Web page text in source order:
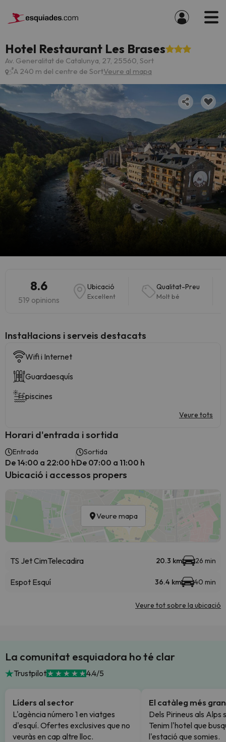
Hotel Restaurant Les Brases
Av. Generalitat de Catalunya, 27, 25560, Sort
A 240 m del centre de SortVeure al mapa
8.6
519 opinions
Ubicació
Excel·lent
Qualitat-Preu
Molt bé
Instal·lacions i serveis destacats
Wifi i Internet
Guardaesquís
piscines
Veure tots
Horari d'entrada i sortida
Entrada
De 14:00 a 22:00 h
Sortida
De 07:00 a 11:00 h
Ubicació i accessos propers
Veure mapa
TS Jet CimTelecadira 20.3 km 26 min
Espot Esquí 36.4 km 40 min
Veure tot sobre la ubicació
La comunitat esquiadora ho té clar
Trustpilot 4.4/5
Líders al sector
L'agència número 1 en viatges
d'esquí. Ofertes exclusives que no
veuràs en cap altre lloc.
El catàleg més gran
Dels Pirineus als Alps
Tenim l'hotel que
l'estació que somies.